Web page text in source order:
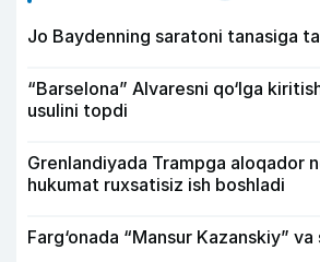
Jo Baydenning saratoni tanasiga
“Barselona” Alvaresni qo‘lga
usulini topdi
Grenlandiyada Trampga aloqador
hukumat ruxsatisiz ish boshladi
Farg‘onada “Mansur Kazanskiy”